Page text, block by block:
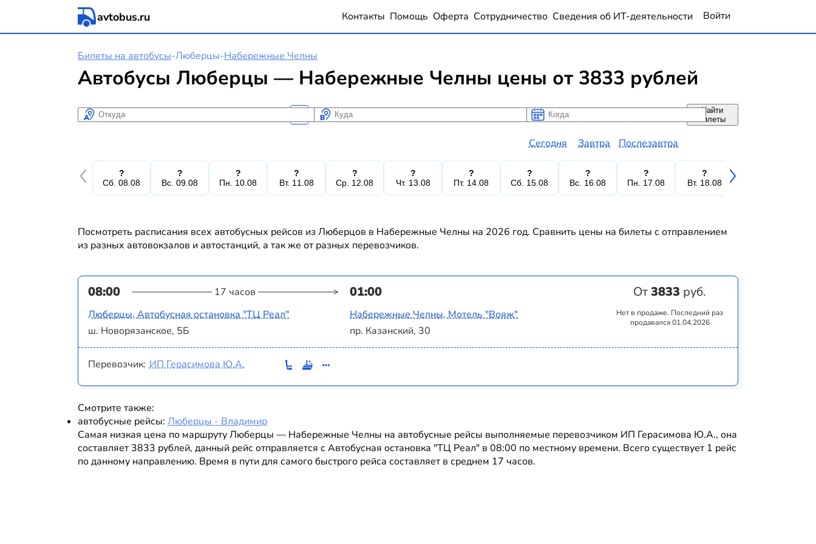
avtobus.ru Контакты Помощь Оферта Сотрудничество Сведения об ИТ-деятельности Войти
Билеты на автобусы-Люберцы-Набережные Челны
Автобусы Люберцы — Набережные Челны цены от 3833 рублей
Откуда Куда Когда
Когда
Сегодня Завтра Послезавтра
Найти
билеты
?
Сб. 08.08
?
Вс. 09.08
?
Пн. 10.08
?
Вт. 11.08
?
Ср. 12.08
?
Чт. 13.08
?
Пт. 14.08
?
Сб. 15.08
?
Вс. 16.08
?
Пн. 17.08
?
Вт. 18.08
Посмотреть расписания всех автобусных рейсов из Люберцов в Набережные Челны на 2026 год. Сравнить цены на билеты с отправлением
из разных автовокзалов и автостанций, а так же от разных перевозчиков.
08:00 17 часов 01:00 От3833 руб.
Люберцы, Автобусная остановка "ТЦ Реал"
ш. Новорязанское, 5Б
Набережные Челны, Мотель "Вояж"
пр. Казанский, 30
Нет в продаже. Последний раз
продавался 01.04.2026
Перевозчик: ИП Герасимова Ю.А.
Смотрите также:
автобусные рейсы: Люберцы - Владимир
Самая низкая цена по маршруту Люберцы — Набережные Челны на автобусные рейсы выполняемые перевозчиком ИП Герасимова Ю.А., она
составляет 3833 рублей, данный рейс отправляется с Автобусная остановка "ТЦ Реал" в 08:00 по местному времени. Всего существует 1 рейс
по данному направлению. Время в пути для самого быстрого рейса составляет в среднем 17 часов.